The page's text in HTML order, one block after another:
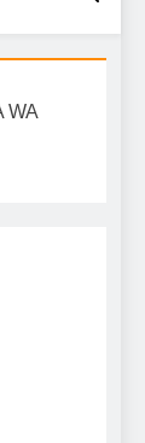
Kiswahili,
WA